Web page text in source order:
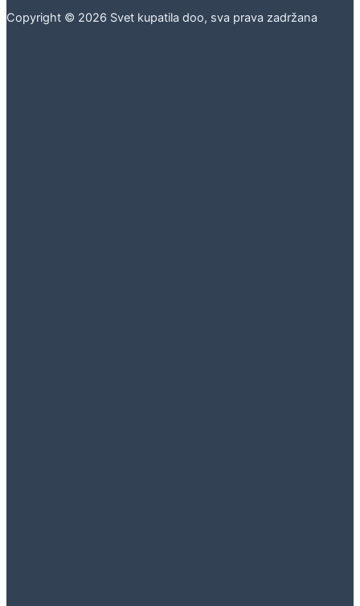
Copyright © 2026 Svet kupatila doo, sva prava zadržana